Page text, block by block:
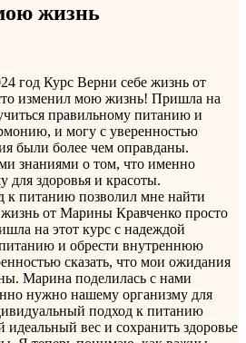
жизнь
год Курс Верни себе жизнь от
изменил мою жизнь! Пришла на
правильному питанию и
и могу с уверенностью
были более чем оправданы.
знаниями о том, что именно
здоровья и красоты.
к питанию позволил мне найти
от Марины Кравченко просто
на этот курс с надеждой
и обрести внутреннюю
сказать, что мои ожидания
Марина поделилась с нами
нужно нашему организму для
подход к питанию
вес и сохранить здоровье